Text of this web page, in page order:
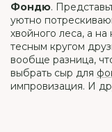
Фондю.
уютно
хвойного леса, а
тесным кругом
вообще разница,
выбрать сыр для
импровизация. И